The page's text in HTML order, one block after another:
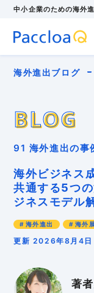
中小企業のための海外
サイト内検索
海外展示会
中小企業
イ
パッキングリスト
リスク管理
海外ブランディン
海外事業計画
越境EC
BtoB
BtoC
海外進出ブログ
BLOG
BLOG
91 海外進出の事
海外ビジネス
共通する5つ
ジネス
海外進出 海外
更新 2026年8月4日
著